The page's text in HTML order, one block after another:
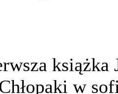
książka
w